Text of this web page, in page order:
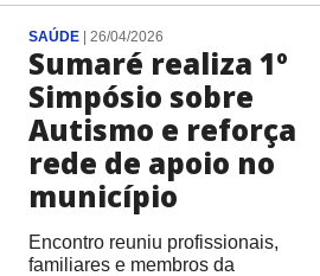
SAÚDE| 26/04/2026
Sumaré realiza 1º
Simpósio sobre
Autismo e reforça
rede de apoio no
município
Encontro reuniu profissionais,
familiares e membros da